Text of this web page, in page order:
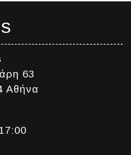
63
Αθήνα